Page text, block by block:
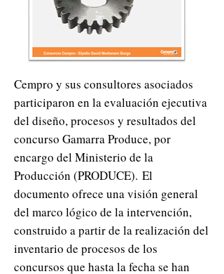
Cempro y sus consultores asociados
participaron en la evaluación ejecutiva
del diseño, procesos y resultados del
concurso Gamarra Produce, por
encargo del Ministerio de la
Producción (PRODUCE). El
documento ofrece una visión general
del marco lógico de la intervención,
construido a partir de la realización del
inventario de procesos de los
concursos que hasta la fecha se han